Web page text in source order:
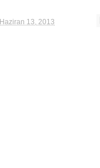
Haziran 13, 2013